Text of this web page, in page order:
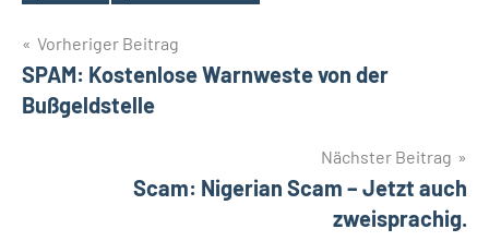
Beitragsnavigation
Vorheriger Beitrag
SPAM: Kostenlose Warnweste von der
Bußgeldstelle
Nächster Beitrag
Scam: Nigerian Scam – Jetzt auch
zweisprachig.